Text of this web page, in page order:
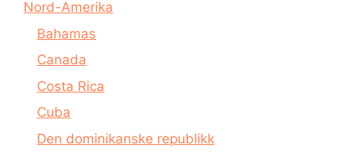
Nord-Amerika
Bahamas
Canada
Costa Rica
Cuba
Den dominikanske republikk